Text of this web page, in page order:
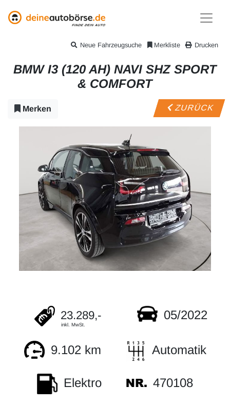
Drucken
Merkliste
Neue Fahrzeugsuche
BMW I3 (120 AH) NAVI SHZ SPORT
& COMFORT
Merken ZURÜCK
23.289,-
inkl. MwSt.
05/2022
9.102 km Automatik
Elektro 470108